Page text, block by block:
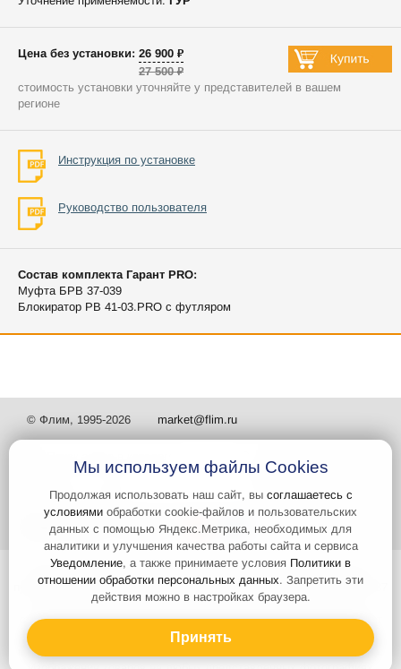
Цена без установки: 26 900 ₽
27 500 ₽
стоимость установки уточняйте у представителей в вашем
регионе
Инструкция по установке
Руководство пользователя
Состав комплекта Гарант PRO:
Муфта БРВ 37-039
Блокиратор РВ 41-03.PRO с футляром
© Флим, 1995-2026 market@flim.ru
Задать вопрос Контакты
Интернет-сайт носит информационный характер и не является
публичной офертой, которая определяется положениями статьи 437
Гражданского кодекса РФ. Информация о характеристиках и
стоимости товаров, указанных на сайте, условия доставки может
быть изменена в одностороннем порядке. Информация по ценам,
может отличаться от фактической, к моменту оформления заказа.
Мы используем файлы Cookies
Продолжая использовать наш сайт, вы соглашаетесь с
условиями обработки cookie-файлов и пользовательских
данных с помощью Яндекс.Метрика, необходимых для
аналитики и улучшения качества работы сайта и сервиса
Уведомление, а также принимаете условия Политики в
отношении обработки персональных данных. Запретить эти
действия можно в настройках браузера.
Принять